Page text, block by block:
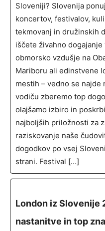
Sloveniji? Slovenija
koncertov, festivalov,
tekmovanj in družinskih
iščete živahno
obmorsko vzdušje na
Mariboru ali edinstvene
mestih – vedno se najde
vodiču zberemo top
olajšamo izbiro in
najboljših priložnosti za
raziskovanje naše
dogodkov po vsej
strani. Festival […]
London iz Slovenije
nastanitve in top